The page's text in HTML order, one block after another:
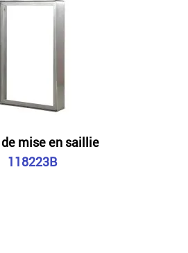
de mise en saillie
118223B